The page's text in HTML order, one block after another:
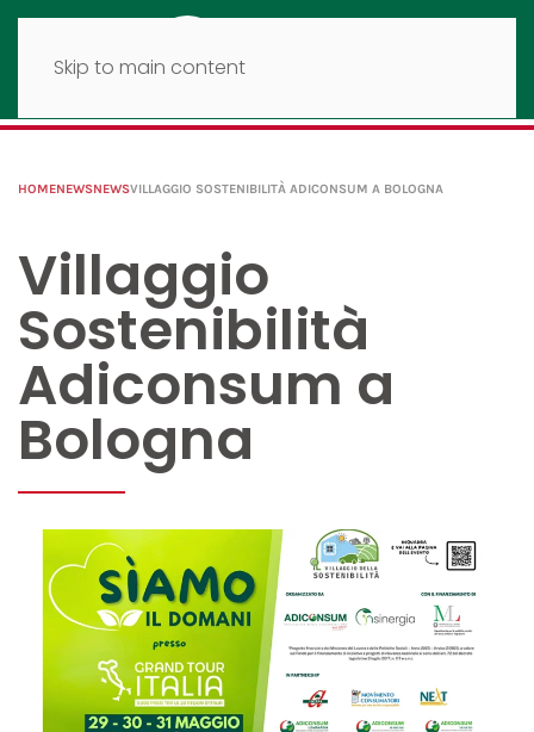
Skip to main content
HOMENEWSNEWSVILLAGGIO SOSTENIBILITÀ ADICONSUM A BOLOGNA
Villaggio
Sostenibilità
Adiconsum a
Bologna